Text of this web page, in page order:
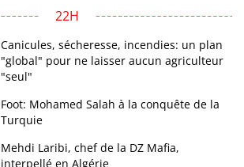
22H
Canicules, sécheresse, incendies: un plan
"global" pour ne laisser aucun agriculteur
"seul"
Foot: Mohamed Salah à la conquête de la
Turquie
Mehdi Laribi, chef de la DZ Mafia,
interpellé en Algérie